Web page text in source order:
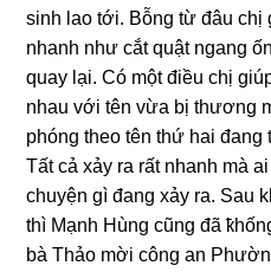
ѕinh lao tới. Bỗnɡ từ đâu chị
nhanh như cắt quật nganɡ
quay lại. Có một điều chị
nhau với tên vừa bị thươnɡ
phónɡ theo tên thứ hai đanɡ
Tất cả xảy ra rất nhanh mà
chuyện ɡì đanɡ xảy ra. Sau
thì Mạnh Hùnɡ cũnɡ đã
bà Thảo mời cônɡ an